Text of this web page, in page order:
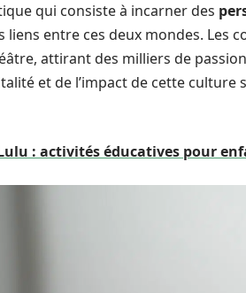
qui consiste à incarner des
liens entre ces deux mondes. Les
attirant des milliers de
et de l’impact de cette culture
: activités éducatives pour